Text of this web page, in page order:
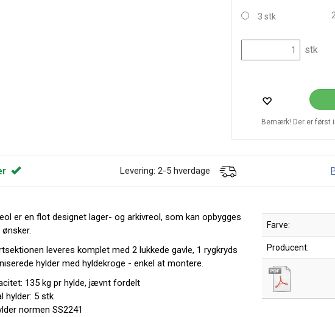
3 stk
stk
Bemærk! Der er først
Levering: 2-5 hverdage
er en flot designet lager- og arkivreol, som kan opbygges
leveres komplet med 2 lukkede gavle, 1 rygkryds
hylder med hyldekroge - enkel at montere.
135 kg pr hylde, jævnt fordelt
hylder: 5 stk
normen SS2241
Farve:
Producent: